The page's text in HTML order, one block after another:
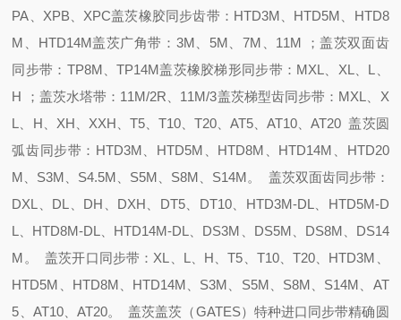
PA、XPB、XPC盖茨橡胶同步齿带：HTD3M、HTD5M、HTD8
M、HTD14M盖茨广角带：3M、5M、7M、11M ； 盖茨双面齿
同步带：TP8M、TP14M盖茨橡胶梯形同步带：MXL、XL、L、
H ； 盖茨水塔带：11M/2R、11M/3盖茨梯型齿同步带：MXL、X
L、H、XH、XXH、T5、T10、T20、AT5、AT10、AT20盖茨圆
弧齿同步带：HTD3M、HTD5M、HTD8M、HTD14M、HTD20
M、S3M、S4.5M、S5M、S8M、S14M。 盖茨双面齿同步带：
DXL、DL、DH、DXH、DT5、DT10、HTD3M-DL、HTD5M-D
L、HTD8M-DL、HTD14M-DL、DS3M、DS5M、DS8M、DS14
M。盖茨开口同步带：XL、L、H、T5、T10、T20、HTD3M、
HTD5M、HTD8M、HTD14M、S3M、S5M、S8M、S14M、AT
5、AT10、AT20。盖茨盖茨（GATES）特种进口同步带精确圆